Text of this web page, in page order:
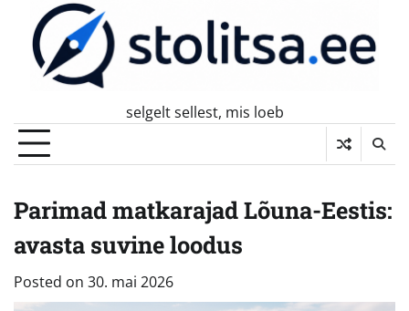
content
selgelt sellest, mis loeb
Parimad matkarajad Lõuna-Eestis:
avasta suvine loodus
Posted on 30. mai 2026